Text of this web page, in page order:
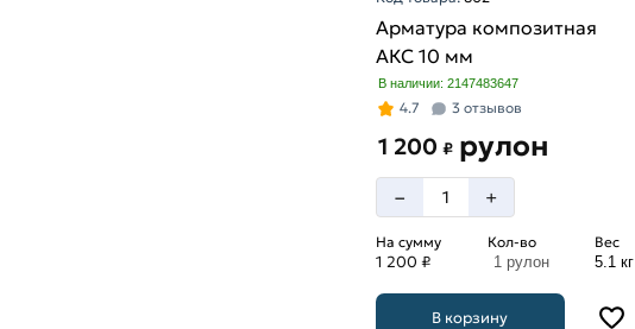
Арматура композитная
АКС 10 мм
В наличии: 2147483647
4.7 3 отзывов
1 200 ₽ рулон
– +
На сумму
1 200 ₽
Кол-во
1 рулон
Вес
5.1 кг
В корзину